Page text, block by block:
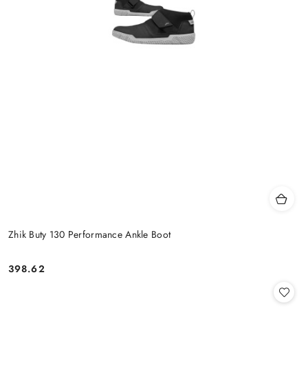
Zhik Buty 130 Performance Ankle Boot
Cena:
398.62